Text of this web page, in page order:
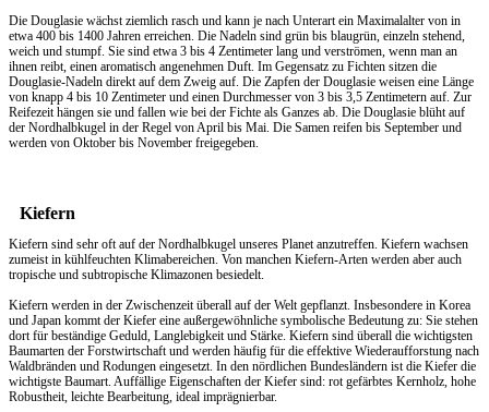
Die Douglasie wächst ziemlich rasch und kann je nach Unterart ein Maximalalter von in
etwa 400 bis 1400 Jahren erreichen. Die Nadeln sind grün bis blaugrün, einzeln stehend,
weich und stumpf. Sie sind etwa 3 bis 4 Zentimeter lang und verströmen, wenn man an
ihnen reibt, einen aromatisch angenehmen Duft. Im Gegensatz zu Fichten sitzen die
Douglasie-Nadeln direkt auf dem Zweig auf. Die Zapfen der Douglasie weisen eine Länge
von knapp 4 bis 10 Zentimeter und einen Durchmesser von 3 bis 3,5 Zentimetern auf. Zur
Reifezeit hängen sie und fallen wie bei der Fichte als Ganzes ab. Die Douglasie blüht auf
der Nordhalbkugel in der Regel von April bis Mai. Die Samen reifen bis September und
werden von Oktober bis November freigegeben.
Kiefern
Kiefern sind sehr oft auf der Nordhalbkugel unseres Planet anzutreffen. Kiefern wachsen
zumeist in kühlfeuchten Klimabereichen. Von manchen Kiefern-Arten werden aber auch
tropische und subtropische Klimazonen besiedelt.
Kiefern werden in der Zwischenzeit überall auf der Welt gepflanzt. Insbesondere in Korea
und Japan kommt der Kiefer eine außergewöhnliche symbolische Bedeutung zu: Sie stehen
dort für beständige Geduld, Langlebigkeit und Stärke. Kiefern sind überall die wichtigsten
Baumarten der Forstwirtschaft und werden häufig für die effektive Wiederaufforstung nach
Waldbränden und Rodungen eingesetzt. In den nördlichen Bundesländern ist die Kiefer die
wichtigste Baumart. Auffällige Eigenschaften der Kiefer sind: rot gefärbtes Kernholz, hohe
Robustheit, leichte Bearbeitung, ideal imprägnierbar.